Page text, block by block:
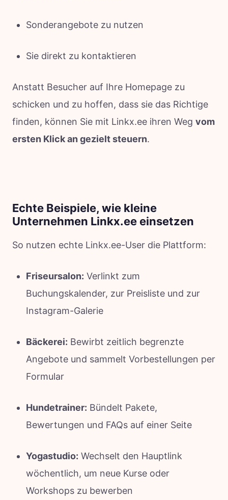
Sonderangebote zu nutzen
Sie direkt zu kontaktieren
Anstatt Besucher auf Ihre Homepage zu
schicken und zu hoffen, dass sie das Richtige
finden, können Sie mit Linkx.ee ihren Weg vom
ersten Klick an gezielt steuern.
Echte Beispiele, wie kleine
Unternehmen Linkx.ee einsetzen
So nutzen echte Linkx.ee-User die Plattform:
Friseursalon: Verlinkt zum
Buchungskalender, zur Preisliste und zur
Instagram-Galerie
Bäckerei: Bewirbt zeitlich begrenzte
Angebote und sammelt Vorbestellungen per
Formular
Hundetrainer: Bündelt Pakete,
Bewertungen und FAQs auf einer Seite
Yogastudio: Wechselt den Hauptlink
wöchentlich, um neue Kurse oder
Workshops zu bewerben